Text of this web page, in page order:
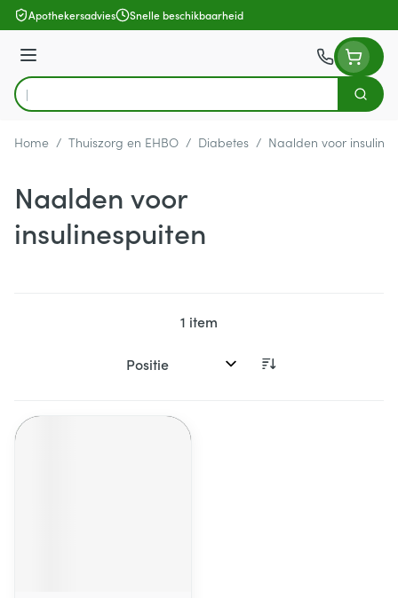
Ga naar de inhoud
Apothekersadvies Snelle beschikbaarheid
Menu
Product, merk, categorie...
Zoek
Home / Thuiszorg en EHBO / Diabetes / Naalden voor
Naalden voor
insulinespuiten
1 item
Sorteer op: